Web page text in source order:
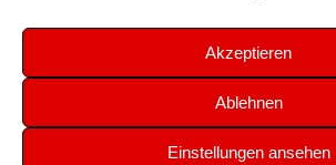
Akzeptieren
Ablehnen
Einstellungen ansehen